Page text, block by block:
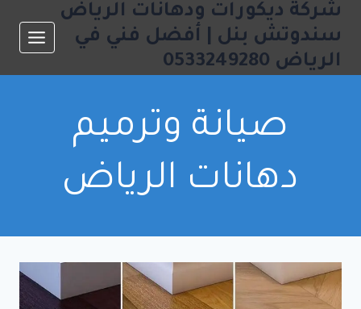
التجاوز
المحتوى
شركة ديكورات ودهانات الرياض
سندوتش بنل | أفضل فني في
الرياض 0533249280
صيانة وترميم
دهانات الرياض